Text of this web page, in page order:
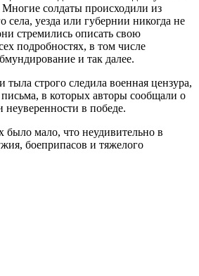
Многие солдаты происходили из
села, уезда или губернии никогда не
стремились описать свою
подробностях, в том числе
и так далее.
тыла строго следила военная цензура,
письма, в которых авторы сообщали о
неуверенности в победе.
было мало, что неудивительно в
боеприпасов и тяжелого